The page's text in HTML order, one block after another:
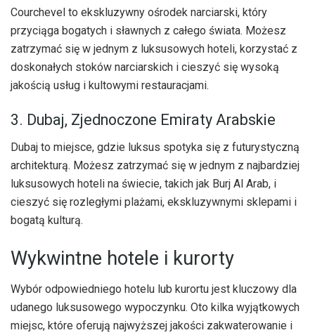
Courchevel to ekskluzywny ośrodek narciarski, który
przyciąga bogatych i sławnych z całego świata. Możesz
zatrzymać się w jednym z luksusowych hoteli, korzystać z
doskonałych stoków narciarskich i cieszyć się wysoką
jakością usług i kultowymi restauracjami.
3. Dubaj, Zjednoczone Emiraty Arabskie
Dubaj to miejsce, gdzie luksus spotyka się z futurystyczną
architekturą. Możesz zatrzymać się w jednym z najbardziej
luksusowych hoteli na świecie, takich jak Burj Al Arab, i
cieszyć się rozległymi plażami, ekskluzywnymi sklepami i
bogatą kulturą.
Wykwintne hotele i kurorty
Wybór odpowiedniego hotelu lub kurortu jest kluczowy dla
udanego luksusowego wypoczynku. Oto kilka wyjątkowych
miejsc, które oferują najwyższej jakości zakwaterowanie i